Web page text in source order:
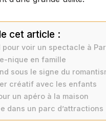
cet article :
pour voir un spectacle à
nique en famille
sous le signe du
créatif avec les enfants
un apéro à la maison
dans un parc d’attractions